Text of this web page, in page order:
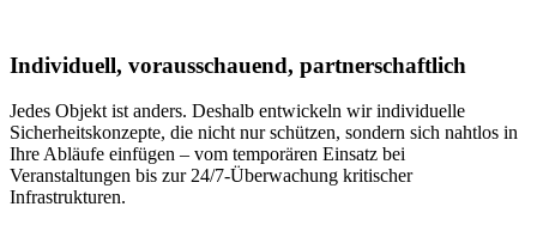
Individuell, vorausschauend, partnerschaftlich
Jedes Objekt ist anders. Deshalb entwickeln wir individuelle
Sicherheitskonzepte, die nicht nur schützen, sondern sich nahtlos in
Ihre Abläufe einfügen – vom temporären Einsatz bei
Veranstaltungen bis zur 24/7-Überwachung kritischer
Infrastrukturen.